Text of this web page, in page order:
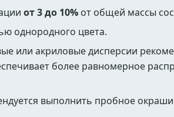
от 3 до 10% от общей массы
однородного цвета.
или акриловые дисперсии
более равномерное
выполнить пробное